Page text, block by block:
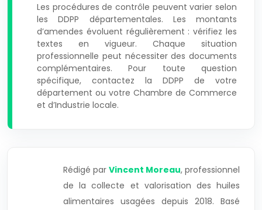
Les procédures de contrôle peuvent varier selon
les DDPP départementales. Les montants
d’amendes évoluent régulièrement : vérifiez les
textes en vigueur. Chaque situation
professionnelle peut nécessiter des documents
complémentaires. Pour toute question
spécifique, contactez la DDPP de votre
département ou votre Chambre de Commerce
et d’Industrie locale.
Rédigé par Vincent Moreau, professionnel
de la collecte et valorisation des huiles
alimentaires usagées depuis 2018. Basé